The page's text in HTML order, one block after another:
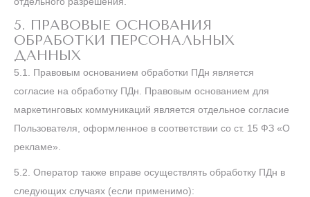
5. ПРАВОВЫЕ ОСНОВАНИЯ
ОБРАБОТКИ ПЕРСОНАЛЬНЫХ
ДАННЫХ
5.1. Правовым основанием обработки ПДн является
согласие на обработку ПДн. Правовым основанием для
маркетинговых коммуникаций является отдельное согласие
Пользователя, оформленное в соответствии со ст. 15 ФЗ «О
рекламе».
5.2. Оператор также вправе осуществлять обработку ПДн в
следующих случаях (если применимо):